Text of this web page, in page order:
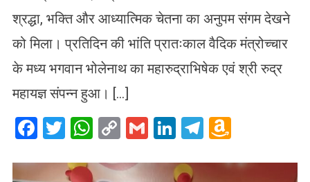
श्रद्धा, भक्ति और आध्यात्मिक चेतना का अनुपम संगम देखने
को मिला। प्रतिदिन की भांति प्रातःकाल वैदिक मंत्रोच्चार
के मध्य भगवान भोलेनाथ का महारुद्राभिषेक एवं श्री रुद्र
महायज्ञ संपन्न हुआ। […]
Facebook
Twitter
WhatsApp
CopyGmailLinkedIn
Telegram
List